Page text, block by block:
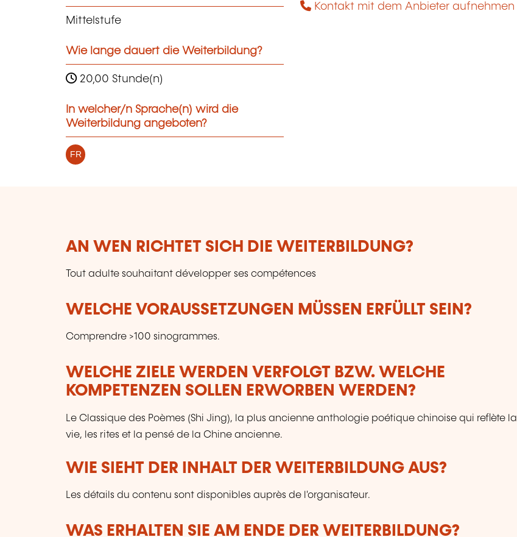
Mittelstufe
Wie lange dauert die Weiterbildung?
20,00 Stunde(n)
In welcher/n Sprache(n) wird die
Weiterbildung angeboten?
FR
Kontakt mit dem Anbieter aufnehmen
AN WEN RICHTET SICH DIE WEITERBILDUNG?
Tout adulte souhaitant développer ses compétences
WELCHE VORAUSSETZUNGEN MÜSSEN ERFÜLLT SEIN?
Comprendre >100 sinogrammes.
WELCHE ZIELE WERDEN VERFOLGT BZW. WELCHE
KOMPETENZEN SOLLEN ERWORBEN WERDEN?
Le Classique des Poèmes (Shi Jing), la plus ancienne anthologie poétique chinoise qui reflète la
vie, les rites et la pensé de la Chine ancienne.
WIE SIEHT DER INHALT DER WEITERBILDUNG AUS?
Les détails du contenu sont disponibles auprès de l'organisateur.
WAS ERHALTEN SIE AM ENDE DER WEITERBILDUNG?